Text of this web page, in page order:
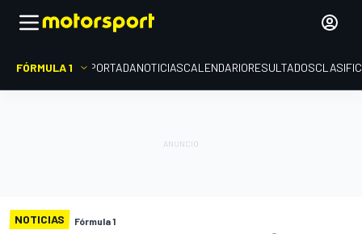
FÓRMULA 1 PORTADANOTICIASCALENDARIORESULTADOS
NOTICIAS Fórmula 1